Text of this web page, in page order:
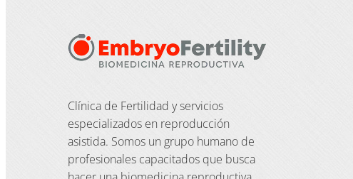
Clínica de Fertilidad y servicios
especializados en reproducción
asistida. Somos un grupo humano de
profesionales capacitados que busca